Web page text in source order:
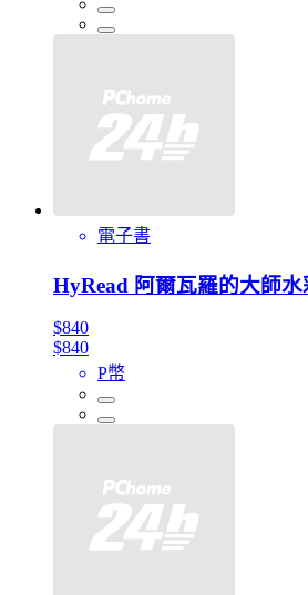
電子書
HyRead 阿爾瓦羅的大師
$840
$840
P幣